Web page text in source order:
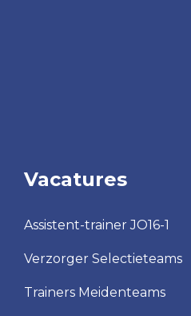
Vacatures
Assistent-trainer JO16-1
Verzorger Selectieteams
Trainers Meidenteams